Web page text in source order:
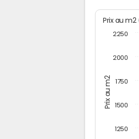
Prix au m2
1250
1500
1750
2000
2250